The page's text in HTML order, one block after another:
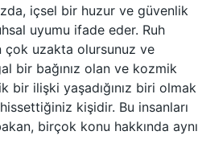
içsel bir huzur ve güvenlik
uyumu ifade eder. Ruh
çok uzakta olursunuz ve
bir bağınız olan ve kozmik
ilişki yaşadığınız biri olmak
kişidir. Bu insanları
birçok konu hakkında aynı